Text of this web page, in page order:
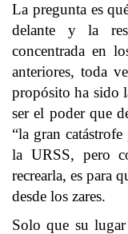
La pregunta es
delante y la
concentrada en
anteriores, toda
propósito ha sido
ser el poder que
“la gran
la URSS, pero
recrearla, es para
desde los zares.
Solo que su